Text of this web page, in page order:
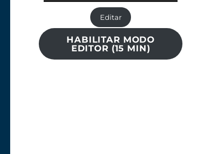
Editar
HABILITAR MODO
EDITOR (15 MIN)